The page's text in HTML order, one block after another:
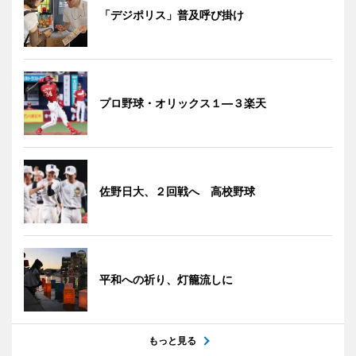
「デジポリス」普及呼び掛け
プロ野球・オリックス１―３楽天
佐野日大、２回戦へ 高校野球
平和への祈り、灯籠流しに
もっと見る